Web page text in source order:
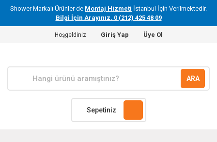
Shower Markalı Ürünler de Montaj Hizmeti İstanbul İçin Verilmektedir.
Bilgi İçin Arayınız. 0 (212) 425 48 09
Hoşgeldiniz Giriş Yap Üye Ol
ARA
Sepetiniz